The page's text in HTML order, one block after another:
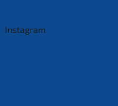
Instagram